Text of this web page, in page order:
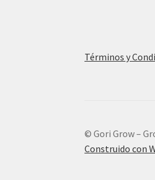
Términos y
© Gori Grow –
Construido con